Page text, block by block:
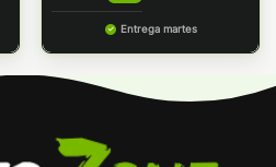
Entrega martes